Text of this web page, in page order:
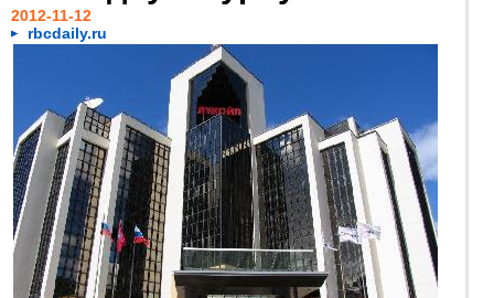
2012-11-12
rbcdaily.ru